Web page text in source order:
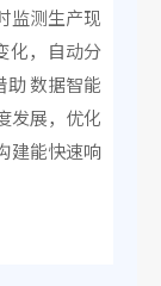
监测生产现
化，自动分
助 数据智能
发展，优化
建能快速响